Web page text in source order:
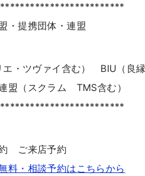
・提携団体・連盟
エ・ツヴァイ含む） BIU（
盟（スクラム TMS含む）
ご来店予約
料・相談予約はこちらから